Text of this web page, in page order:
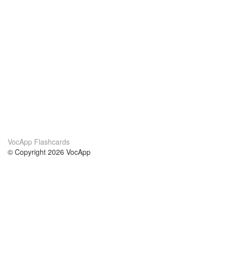
VocApp Flashcards
© Copyright 2026 VocApp